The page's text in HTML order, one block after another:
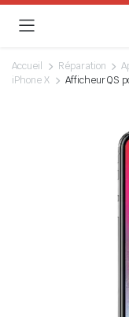
Accueil Réparation
iPhone X
Afficheur QS